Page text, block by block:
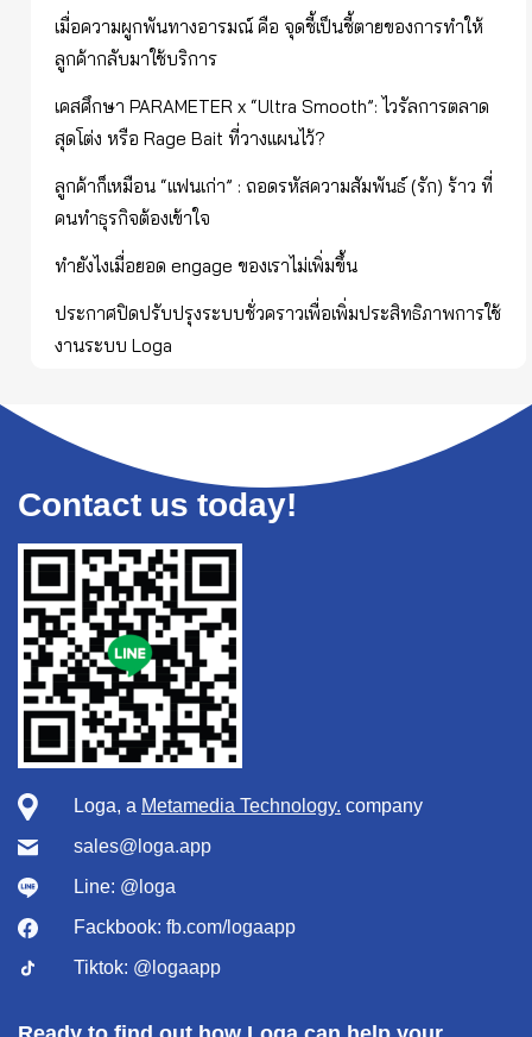
เมื่อความผูกพันทางอารมณ์ คือ จุดชี้เป็นชี้ตายของการทำให้
ลูกค้ากลับมาใช้บริการ
เคสศึกษา PARAMETER x “Ultra Smooth”: ไวรัลการตลาด
สุดโต่ง หรือ Rage Bait ที่วางแผนไว้?
ลูกค้าก็เหมือน “แฟนเก่า” : ถอดรหัสความสัมพันธ์ (รัก) ร้าว ที่
คนทำธุรกิจต้องเข้าใจ
ทำยังไงเมื่อยอด engage ของเราไม่เพิ่มขึ้น
ประกาศปิดปรับปรุงระบบชั่วคราวเพื่อเพิ่มประสิทธิภาพการใช้
งานระบบ Loga